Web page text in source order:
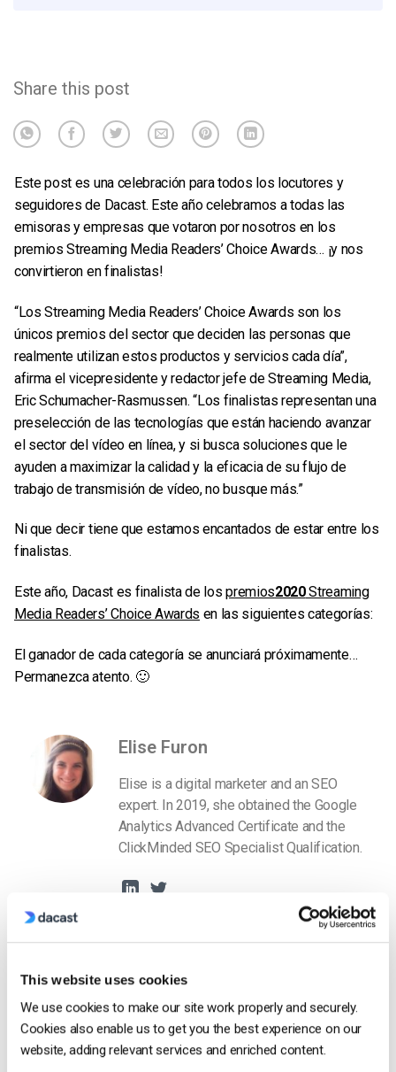
This website uses cookies
We use cookies to make our site work properly and securely.
Cookies also enable us to get you the best experience on our
website, adding relevant services and enriched content.
Share this post
Este post es una celebración para todos los locutores y
seguidores de Dacast. Este año celebramos a todas las
emisoras y empresas que votaron por nosotros en los
premios Streaming Media Readers’ Choice Awards… ¡y nos
convirtieron en finalistas!
“Los Streaming Media Readers’ Choice Awards son los
únicos premios del sector que deciden las personas que
realmente utilizan estos productos y servicios cada día”,
afirma el vicepresidente y redactor jefe de Streaming Media,
Eric Schumacher-Rasmussen. “Los finalistas representan una
preselección de las tecnologías que están haciendo avanzar
el sector del vídeo en línea, y si busca soluciones que le
ayuden a maximizar la calidad y la eficacia de su flujo de
trabajo de transmisión de vídeo, no busque más.”
Ni que decir tiene que estamos encantados de estar entre los
finalistas.
Este año, Dacast es finalista de lospremios2020Streaming
Media Readers’ Choice Awards en las siguientes categorías:
El ganador de cada categoría se anunciará próximamente…
Permanezca atento. 🙂
Elise Furon
Elise is a digital marketer and an SEO
expert. In 2019, she obtained the Google
Analytics Advanced Certificate and the
ClickMinded SEO Specialist Qualification.
Free 14-Day Trial